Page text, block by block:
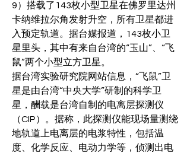
9）搭载了143枚小型卫星在佛罗里达州
卡纳维拉尔角发射升空，所有卫星都进
入预定轨道。据台媒报道，143枚小卫
星里头，其中有来自台湾的“玉山”、“飞
鼠”两个小型立方卫星。
据台湾实验研究院网站信息，“飞鼠”卫
星是由台湾“中央大学”研制的科学卫
星，酬载是台湾自制的电离层探测仪
（CIP）。据称，此探测仪能现场量测绕
地轨道上电离层的电浆特性，包括温
度、化学反应、电动力学等，侦测出电